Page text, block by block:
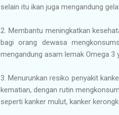
selain itu ikan juga mengandung
2. Membantu meningkatkan
bagi orang dewasa
mengandung asam lemak Omega 3
3. Menurunkan resiko penyakit
kematian, dengan rutin
seperti kanker mulut, kanker